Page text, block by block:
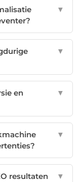
▼
▼
en
▼
▼
resultaten
▼